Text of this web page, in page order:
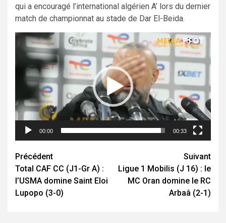
qui a encouragé l’international algérien A’ lors du dernier
match de championnat au stade de Dar El-Beida.
Lecteur
vidéo
00:00 00:33
Navigation
d’article
Précédent
Total CAF CC (J1-Gr A) :
l’USMA domine Saint Eloi
Lupopo (3-0)
Suivant
Ligue 1 Mobilis (J 16) : le
MC Oran domine le RC
Arbaâ (2-1)